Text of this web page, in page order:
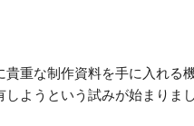
重な制作資料を手に入れ
ようという試みが始まりまし